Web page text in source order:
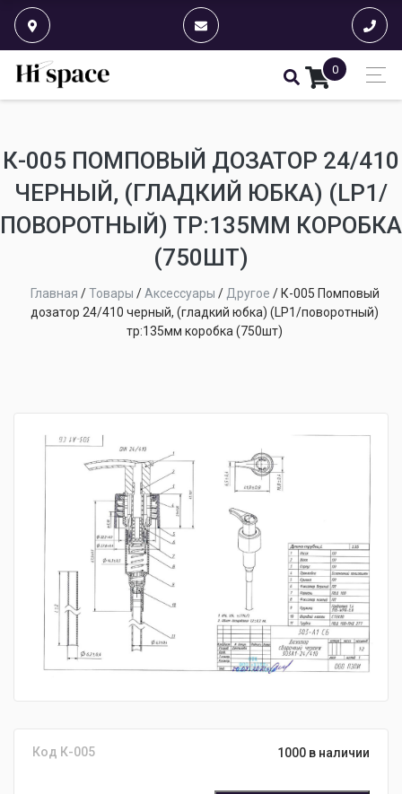
0
К-005 ПОМПОВЫЙ ДОЗАТОР 24/410
ЧЕРНЫЙ, (ГЛАДКИЙ ЮБКА) (LP1/
ПОВОРОТНЫЙ) ТР:135ММ КОРОБКА
(750ШТ)
Главная /Товары /Аксессуары / Другое / К-005 Помповый
дозатор 24/410 черный, (гладкий юбка) (LP1/поворотный)
тр:135мм коробка (750шт)
Код К-005 1000 в наличии